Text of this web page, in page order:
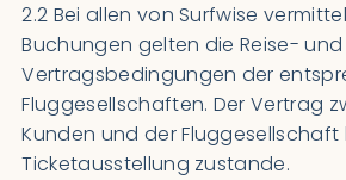
2.2 Bei allen von Surfwise
Buchungen gelten die Reise- und
Vertragsbedingungen der
Fluggesellschaften. Der Vertrag
Kunden und der
Ticketausstellung zustande.